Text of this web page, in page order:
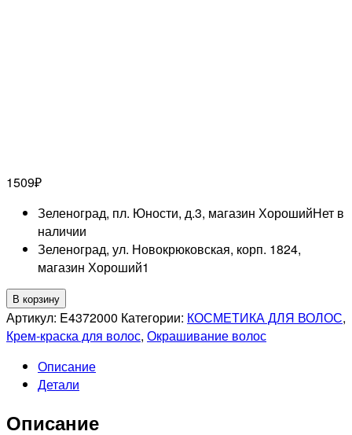
1509₽
Зеленоград, пл. Юности, д.3, магазин ХорошийНет в
наличии
Зеленоград, ул. Новокрюковская, корп. 1824,
магазин Хороший1
Количество
товара
L'OREAL
4.15
MAJIREL
КРАСКА
В корзину
Артикул: E4372000 Категории: КОСМЕТИКА ДЛЯ ВОЛОС,
Крем-краска для волос, Окрашивание волос
Описание
Детали
Описание